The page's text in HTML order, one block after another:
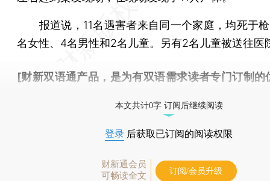
报道说，11名遇害者来自同一个家庭，均死于
名女性、4名男性和2名儿童。另有2名儿童被送往医
[财新双语通产品，是为有双语需求读者专门订制的
本文共计0字 订阅后继续阅读
登录 后获取已订阅的阅读权限
财新通会员
可畅读全文
订阅/会员升级